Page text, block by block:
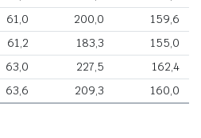
61,0 200,0
159,6
61,2 183,3
155,0
63,0 227,5
162,4
63,6 209,3 160,0